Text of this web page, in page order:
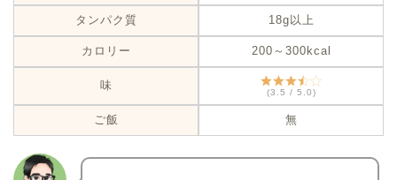
タンパク質 18g以上
カロリー 200～300kcal
味
(3.5 / 5.0)
ご飯 無